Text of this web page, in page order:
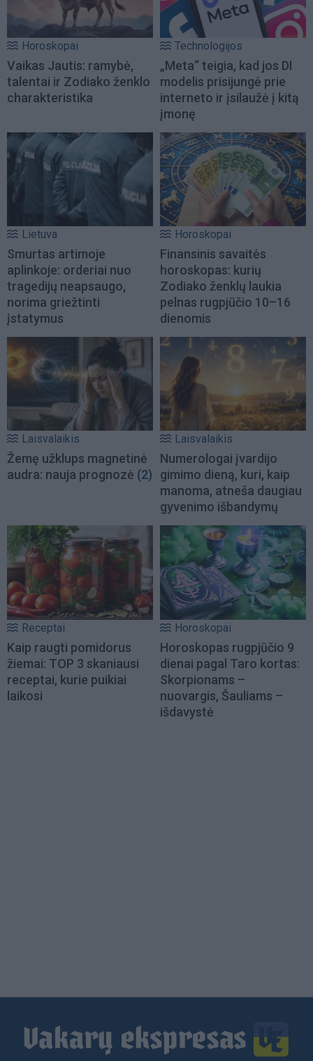
Horoskopai
Vaikas Jautis: ramybė,
talentai ir Zodiako ženklo
charakteristika
Technologijos
„Meta“ teigia, kad jos DI
modelis prisijungė prie
interneto ir įsilaužė į kitą
įmonę
Lietuva
Smurtas artimoje
aplinkoje: orderiai nuo
tragedijų neapsaugo,
norima griežtinti
įstatymus
Horoskopai
Finansinis savaitės
horoskopas: kurių
Zodiako ženklų laukia
pelnas rugpjūčio 10–16
dienomis
Laisvalaikis
Žemę užklups magnetinė
audra: nauja prognozė (2)
Laisvalaikis
Numerologai įvardijo
gimimo dieną, kuri, kaip
manoma, atneša daugiau
gyvenimo išbandymų
Receptai
Kaip raugti pomidorus
žiemai: TOP 3 skaniausi
receptai, kurie puikiai
laikosi
Horoskopai
Horoskopas rugpjūčio 9
dienai pagal Taro kortas:
Skorpionams –
nuovargis, Šauliams –
išdavystė